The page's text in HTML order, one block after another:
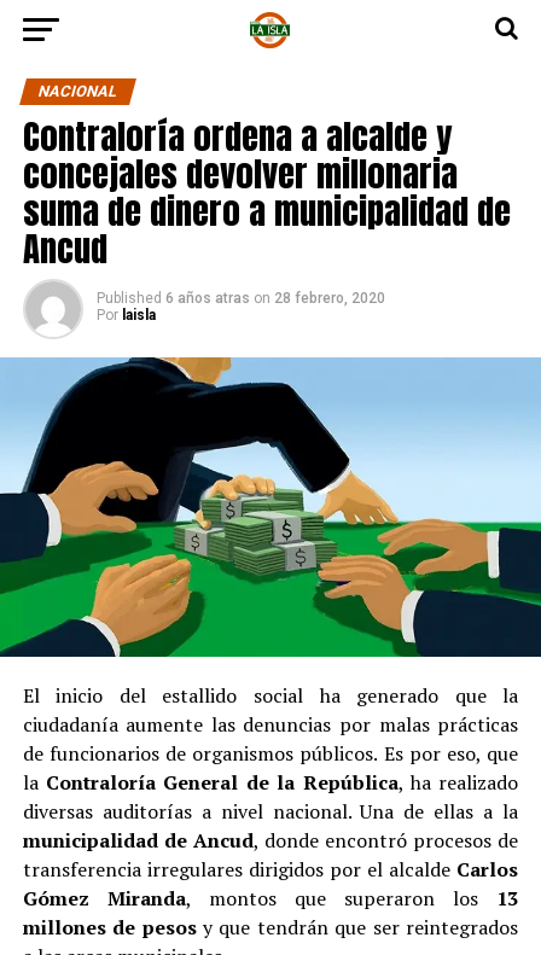
NACIONAL
Contraloría ordena a alcalde y
concejales devolver millonaria
suma de dinero a municipalidad de
Ancud
Published 6 años atras on 28 febrero, 2020
Por laisla
El inicio del estallido social ha generado que la
ciudadanía aumente las denuncias por malas prácticas
de funcionarios de organismos públicos. Es por eso, que
la Contraloría General de la República, ha realizado
diversas auditorías a nivel nacional. Una de ellas a la
municipalidad de Ancud, donde encontró procesos de
transferencia irregulares dirigidos por el alcalde Carlos
Gómez Miranda, montos que superaron los 13
millones de pesosy que tendrán que ser reintegrados